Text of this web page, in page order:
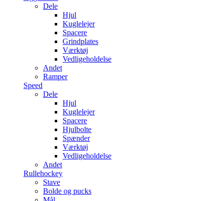
Dele
Hjul
Kuglelejer
Spacere
Grindplates
Værktøj
Vedligeholdelse
Andet
Ramper
Speed
Dele
Hjul
Kuglelejer
Spacere
Hjulbolte
Spænder
Værktøj
Vedligeholdelse
Andet
Rullehockey
Stave
Bolde og pucks